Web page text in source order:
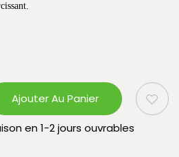
Ajouter Au Panier
en 1-2 jours ouvrables